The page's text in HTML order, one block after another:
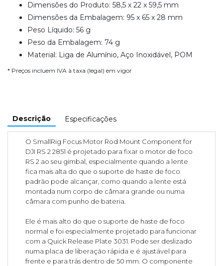
Dimensões do Produto: 58,5 x 22 x 59,5 mm
Dimensões da Embalagem: 95 x 65 x 28 mm
Peso Líquido: 56 g
Peso da Embalagem: 74 g
Material: Liga de Alumínio, Aço Inoxidável, POM
* Preços incluem IVA à taxa (legal) em vigor
Descrição Especificações
O SmallRig Focus Motor Rod Mount Component for
DJI RS 2 2851 é projetado para fixar o motor de foco
RS 2 ao seu gimbal, especialmente quando a lente
fica mais alta do que o suporte de haste de foco
padrão pode alcançar, como quando a lente está
montada num corpo de câmara grande ou numa
câmara com punho de bateria.
Ele é mais alto do que o suporte de haste de foco
normal e foi especialmente projetado para funcionar
com a Quick Release Plate 3031. Pode ser deslizado
numa placa de liberação rápida e é ajustável para
frente e para trás dentro de 50 mm. O componente